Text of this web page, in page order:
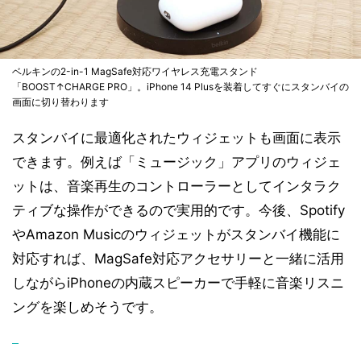
ベルキンの2-in-1 MagSafe対応ワイヤレス充電スタンド
「BOOST↑CHARGE PRO」。iPhone 14 Plusを装着してすぐにスタンバイの
画面に切り替わります
スタンバイに最適化されたウィジェットも画面に表示
できます。例えば「ミュージック」アプリのウィジェ
ットは、音楽再生のコントローラーとしてインタラク
ティブな操作ができるので実用的です。今後、Spotify
やAmazon Musicのウィジェットがスタンバイ機能に
対応すれば、MagSafe対応アクセサリーと一緒に活用
しながらiPhoneの内蔵スピーカーで手軽に音楽リスニ
ングを楽しめそうです。